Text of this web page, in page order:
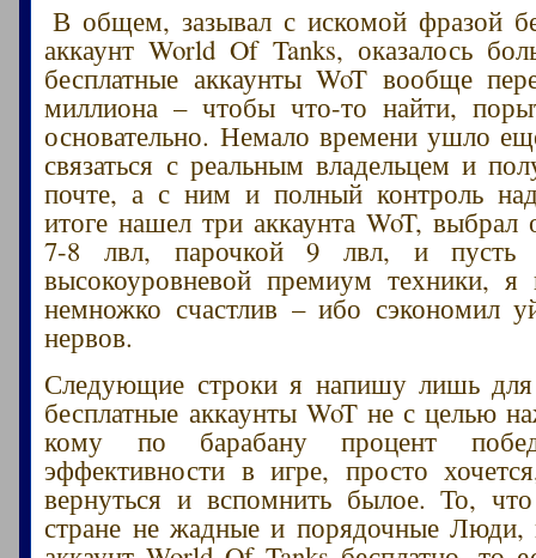
В общем, зазывал с искомой фразой
аккаунт World Of Tanks, оказалось
бесплатные аккаунты WoT вообще
миллиона – чтобы что-то найти,
основательно. Немало времени ушло
связаться с реальным владельцем и
почте, а с ним и полный контроль
итоге нашел три аккаунта WoT, выбрал
7-8 лвл, парочкой 9 лвл, и
высокоуровневой премиум техники,
немножко счастлив – ибо сэкономил
нервов.
Следующие строки я напишу лишь
бесплатные аккаунты WoT не с целью
кому по барабану процент
эффективности в игре, просто
вернуться и вспомнить былое. То,
стране не жадные и порядочные Люди,